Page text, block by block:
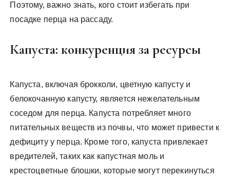
Поэтому, важно знать, кого стоит избегать при
посадке перца на рассаду.
Капуста: конкуренция за ресурсы
Капуста, включая брокколи, цветную капусту и
белокочанную капусту, является нежелательным
соседом для перца. Капуста потребляет много
питательных веществ из почвы, что может привести к
дефициту у перца. Кроме того, капуста привлекает
вредителей, таких как капустная моль и
крестоцветные блошки, которые могут перекинуться